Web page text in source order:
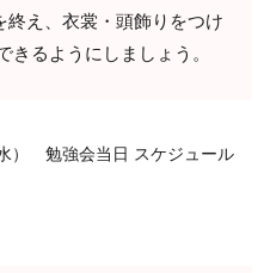
終え、衣裳・頭飾りをつけ
きるようにしましょう。
） 勉強会当日 スケジュール